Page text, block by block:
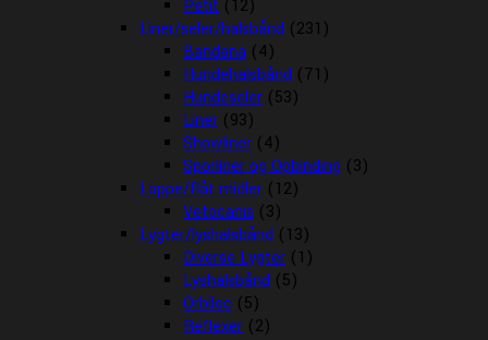
Petit (12)
Liner/seler/halsbånd (231)
Bandana (4)
Hundehalsbånd (71)
Hundeseler (53)
Liner (93)
Showliner (4)
Sporliner og Opbinding (3)
Loppe/flåt midler (12)
Vetocanis (3)
Lygter/lyshalsbånd (13)
Diverse Lygter (1)
Lyshalsbånd (5)
Orbiloc (5)
Reflexer (2)